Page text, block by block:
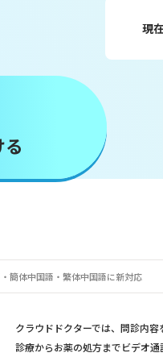
現
簡体中国語・繁体中国語に新対応
クラウドドクターでは、問診内
診療からお薬の処方までビデオ通